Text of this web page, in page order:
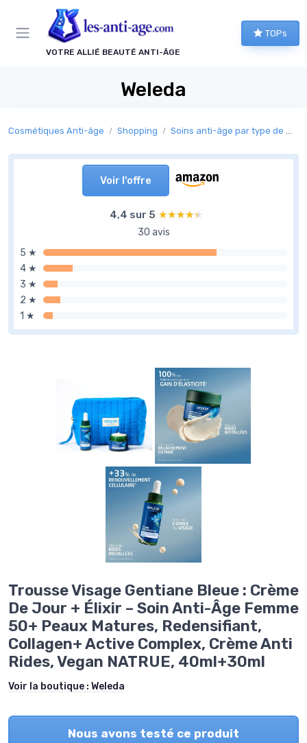
VOTRE ALLIÉ BEAUTÉ ANTI-ÂGE
TOPs
Weleda
Cosmétiques Anti-âge Shopping Soins anti-âge par type de peau
Voir l'offre
4,4 sur 5 ★★★★★
★★★★★
30 avis
5 ★
4 ★
3 ★
2 ★
1 ★
Trousse Visage Gentiane Bleue : Crème
De Jour + Élixir – Soin Anti-Âge Femme
50+ Peaux Matures, Redensifiant,
Collagen+ Active Complex, Crème Anti
Rides, Vegan NATRUE, 40ml+30ml
Voir la boutique : Weleda
Nous avons testé ce produit
Panneau de gestion des cookies